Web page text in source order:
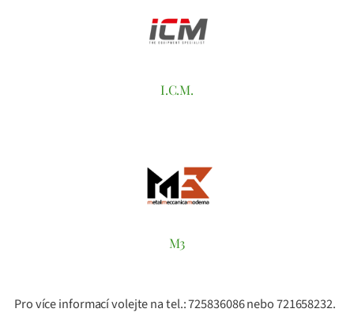
I.C.M.
M3
Pro více informací volejte na tel.: 725836086 nebo 721658232.